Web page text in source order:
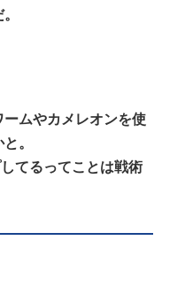
ムやカメレオンを使
。
てるってことは戦術